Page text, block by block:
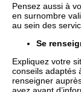
Pensez aussi à
en surnombre
au sein des
Se
Expliquez votre
conseils adaptés
renseigner